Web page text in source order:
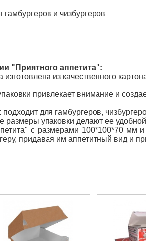
гамбургеров и чизбургеров
"Приятного аппетита":
изготовлена из качественного
привлекает внимание и
для гамбургеров,
упаковки делают ее
с размерами 100*100*70 мм
придавая им аппетитный вид и